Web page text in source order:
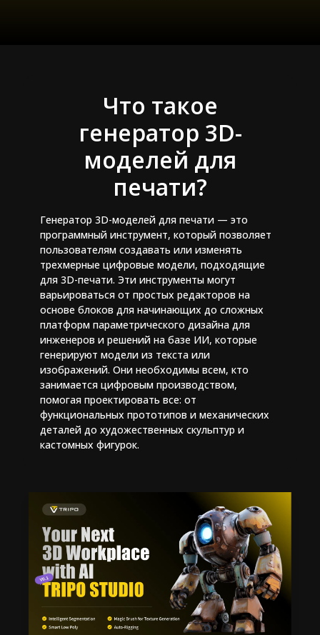
Что такое
генератор 3D-
моделей для
печати?
Генератор 3D-моделей для печати — это
программный инструмент, который позволяет
пользователям создавать или изменять
трехмерные цифровые модели, подходящие
для 3D-печати. Эти инструменты могут
варьироваться от простых редакторов на
основе блоков для начинающих до сложных
платформ параметрического дизайна для
инженеров и решений на базе ИИ, которые
генерируют модели из текста или
изображений. Они необходимы всем, кто
занимается цифровым производством,
помогая проектировать все: от
функциональных прототипов и механических
деталей до художественных скульптур и
кастомных фигурок.